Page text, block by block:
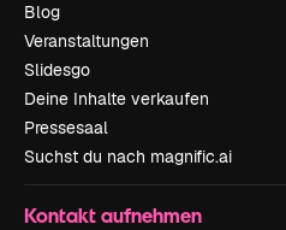
Blog
Veranstaltungen
Slidesgo
Deine Inhalte verkaufen
Pressesaal
Suchst du nach magnific.ai
Kontakt aufnehmen